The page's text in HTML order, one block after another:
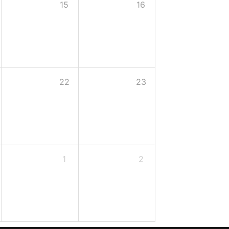
15 16
22 23
1 2